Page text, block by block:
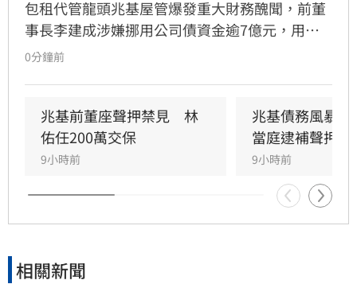
包租代管龍頭兆基屋管爆發重大財務醜聞，前董
事長李建成涉嫌挪用公司債資金逾7億元，用於
個人私用及支付前妻生活費，遭檢方依背信、侵
0分鐘前
兆基前董座聲押禁見　林
佑任200萬交保
9小時前
兆基債務風暴
當庭逮補聲押禁
9小時前
相關新聞